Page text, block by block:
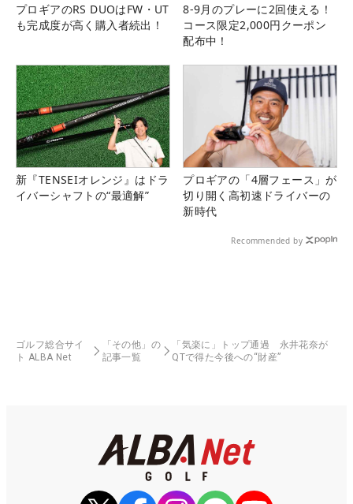
プロギアのRS DUOはFW・UT
も完成度が高く購入者続出！
8-9月のプレーに2回使える！
コース限定2,000円クーポン
配布中！
新『TENSEIオレンジ』はドラ
イバーシャフトの“最適解”
プロギアの「4層フェース」が
切り開く高初速ドライバーの
新時代
Recommended by
ゴルフ総合サイ
ト ALBA Net
「その他」の
記事一覧
「気楽に」トップ通過 永井花奈が
QTで得た今後への“財産”